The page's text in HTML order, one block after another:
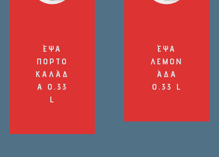
ΈΨΑ
ΠΟΡΤΟ
ΚΑΛΆΔ
Α 0.33
L
ΈΨΑ
ΛΕΜΟΝ
ΆΔΑ
0.33 L